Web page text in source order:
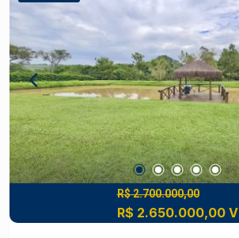
R$ 2.700.000,00
R$ 2.650.000,00 V